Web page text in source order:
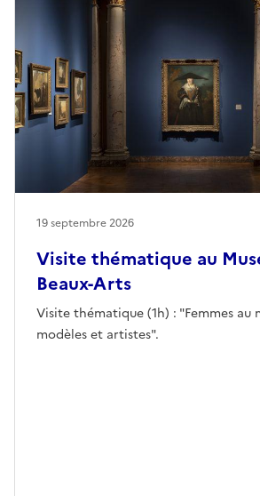
Visite thématique au
Beaux-Arts
Visite thématique (1h) : "Femmes au
modèles et artistes".
19 septembre 2026